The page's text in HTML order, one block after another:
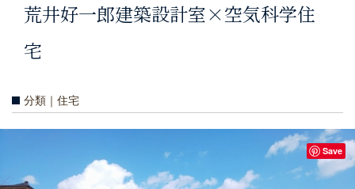
荒井好一郎建築設計室×空気科学住
宅
分類｜住宅
Save